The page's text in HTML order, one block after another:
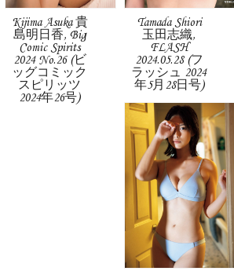
Kijima Asuka 貴
島明日香, Big
Comic Spirits
2024 No.26 (ビ
ッグコミック
スピリッツ
2024年26号)
Tamada Shiori
玉田志織,
FLASH
2024.05.28 (フ
ラッシュ 2024
年5月28日号)